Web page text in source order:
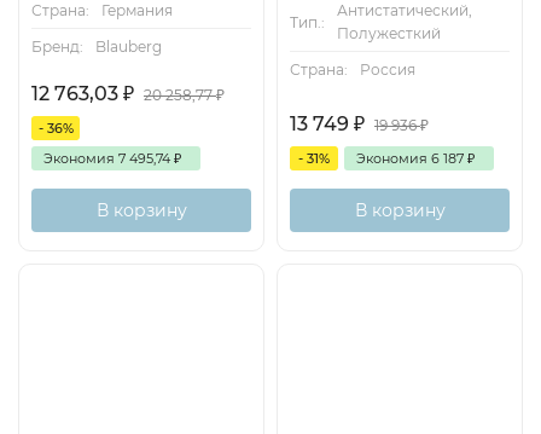
Страна:
Германия
Бренд:
Blauberg
12 763,03 ₽ 20 258,77₽
- 36%
Экономия 7 495,74 ₽
В корзину
Тип.:
Антистатический,
Полужесткий
Страна:
Россия
13 749 ₽ 19 936₽
- 31% Экономия 6 187 ₽
В корзину